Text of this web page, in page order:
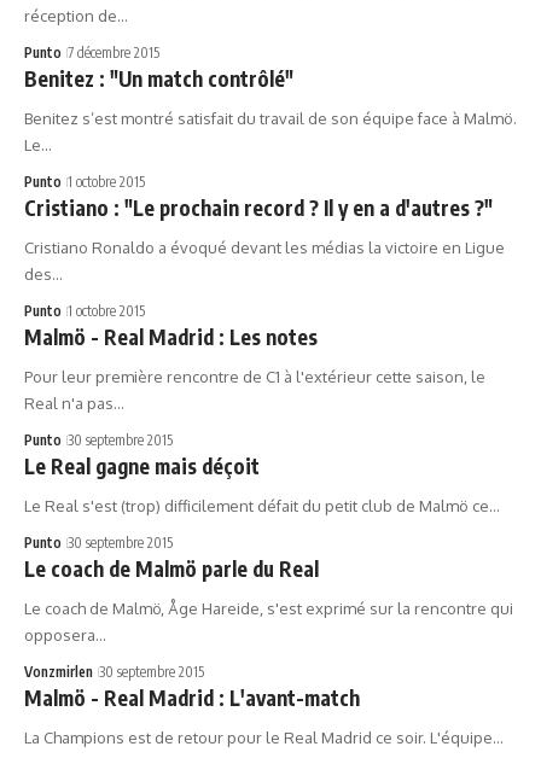
réception de…
Punto 7 décembre 2015
Benitez : "Un match contrôlé"
Benitez s’est montré satisfait du travail de son équipe face à Malmö.
Le…
Punto 1 octobre 2015
Cristiano : "Le prochain record ? Il y en a d'autres ?"
Cristiano Ronaldo a évoqué devant les médias la victoire en Ligue
des…
Punto 1 octobre 2015
Malmö - Real Madrid : Les notes
Pour leur première rencontre de C1 à l'extérieur cette saison, le
Real n'a pas…
Punto 30 septembre 2015
Le Real gagne mais déçoit
Le Real s'est (trop) difficilement défait du petit club de Malmö ce…
Punto 30 septembre 2015
Le coach de Malmö parle du Real
Le coach de Malmö, Åge Hareide, s'est exprimé sur la rencontre qui
opposera…
Vonzmirlen 30 septembre 2015
Malmö - Real Madrid : L'avant-match
La Champions est de retour pour le Real Madrid ce soir. L'équipe…